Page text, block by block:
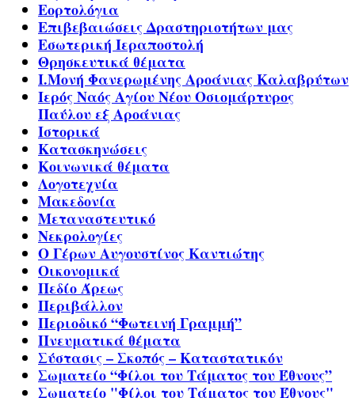
Εορτολόγια
Επιβεβαιώσεις Δραστηριοτήτων μας
Εσωτερική Ιεραποστολή
Θρησκευτικά θέματα
Ι.Μονή Φανερωμένης Αροάνιας Καλαβρύτων
Ιερός Ναός Αγίου Νέου Οσιομάρτυρος
Παύλου εξ Αροάνιας
Ιστορικά
Κατασκηνώσεις
Κοινωνικά θέματα
Λογοτεχνία
Μακεδονία
Μεταναστευτικό
Νεκρολογίες
Ο Γέρων Αυγουστίνος Καντιώτης
Οικονομικά
Πεδίο Άρεως
Περιβάλλον
Περιοδικό “Φωτεινή Γραμμή”
Πνευματικά θέματα
Σύστασις – Σκοπός – Καταστατικόν
Σωματείο “Φίλοι του Τάματος του Έθνους”
Σωματείο "Φίλοι του Τάματος του Έθνους"